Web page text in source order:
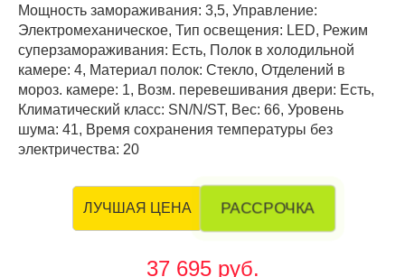
Мощность замораживания: 3,5, Управление:
Электромеханическое, Тип освещения: LED, Режим
суперзамораживания: Есть, Полок в холодильной
камере: 4, Материал полок: Стекло, Отделений в
мороз. камере: 1, Возм. перевешивания двери: Есть,
Климатический класс: SN/N/ST, Вес: 66, Уровень
шума: 41, Время сохранения температуры без
электричества: 20
ЛУЧШАЯ ЦЕНА РАССРОЧКА
37 695 руб.